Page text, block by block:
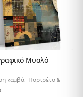
Μυαλό
καμβά · Πορτρέτο &